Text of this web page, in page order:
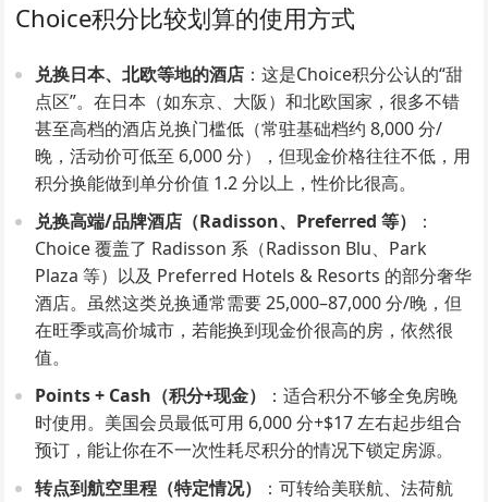
Choice积分比较划算的使用方式
兑换日本、北欧等地的酒店 ：这是Choice积分公认的“甜
点区”。在日本（如东京、大阪）和北欧国家，很多不错
甚至高档的酒店兑换门槛低（常驻基础档约 8,000 分/
晚，活动价可低至 6,000 分），但现金价格往往不低，用
积分换能做到单分价值 1.2 分以上，性价比很高。
兑换高端/品牌酒店（Radisson、Preferred 等）
：
Choice 覆盖了 Radisson 系（Radisson Blu、Park
Plaza 等）以及 Preferred Hotels & Resorts 的部分奢华
酒店。虽然这类兑换通常需要 25,000–87,000 分/晚，但
在旺季或高价城市，若能换到现金价很高的房，依然很
值。
Points + Cash（积分+现金）
：适合积分不够全免房晚
时使用。美国会员最低可用 6,000 分+$17 左右起步组合
预订，能让你在不一次性耗尽积分的情况下锁定房源。
转点到航空里程（特定情况）
：可转给美联航、法荷航